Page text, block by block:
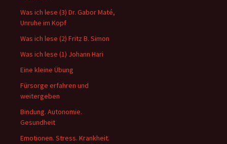
Was ich lese (3) Dr. Gabor Maté,
Unruhe im Kopf
Was ich lese (2) Fritz B. Simon
Was ich lese (1) Johann Hari
Eine kleine Übung
Fürsorge erfahren und
weitergeben
Bindung. Autonomie.
Gesundheit
Emotionen. Stress. Krankheit.